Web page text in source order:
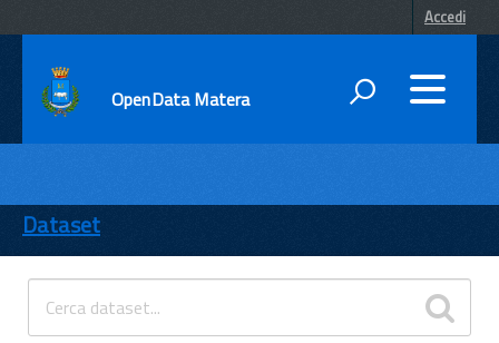
Accedi
OpenData Matera
ENTI
TEMI
INFORMAZIONI
Dataset